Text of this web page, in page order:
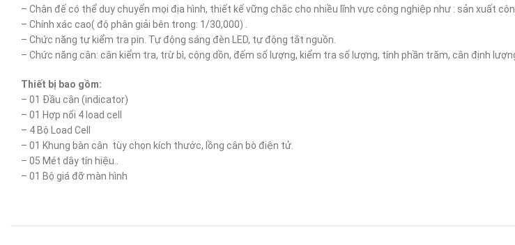
– Chân đế có thể duy chuyển mọi địa hình, thiết kế vững chắc cho nhiều lĩnh vực công nghiệp như : sản xuất
– Chính xác cao( độ phân giải bên trong: 1/30,000) .
– Chức năng tự kiểm tra pin. Tự động sáng đèn LED, tự động tắt nguồn.
– Chức năng cân: cân kiểm tra, trừ bì, cộng dồn, đếm số lượng, kiểm tra số lượng, tính phần trăm, cân định
Thiết bị bao gồm:
– 01 Đầu cân (indicator)
– 01 Hợp nối 4 load cell
– 4 Bộ Load Cell
– 01 Khung bàn cân tùy chọn kích thước, lồng cân bò điện tử.
– 05 Mét dây tín hiệu..
– 01 Bộ giá đỡ màn hình